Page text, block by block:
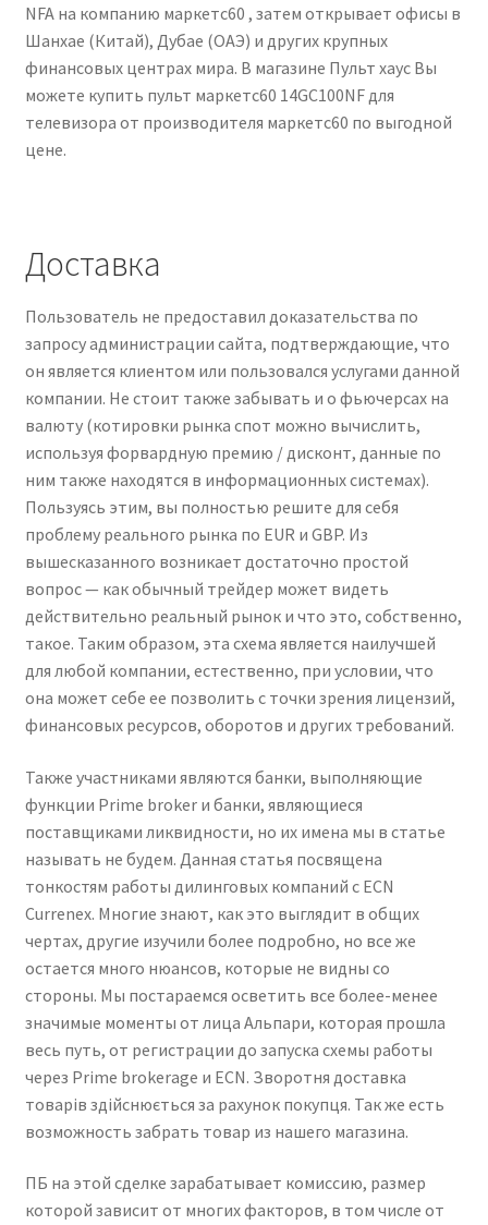
NFA на компанию маркетс60 , затем открывает офисы в
Шанхае (Китай), Дубае (ОАЭ) и других крупных
финансовых центрах мира. В магазине Пульт хаус Вы
можете купить пульт маркетс60 14GC100NF для
телевизора от производителя маркетс60 по выгодной
цене.
Доставка
Пользователь не предоставил доказательства по
запросу администрации сайта, подтверждающие, что
он является клиентом или пользовался услугами данной
компании. Не стоит также забывать и о фьючерсах на
валюту (котировки рынка спот можно вычислить,
используя форвардную премию / дисконт, данные по
ним также находятся в информационных системах).
Пользуясь этим, вы полностью решите для себя
проблему реального рынка по EUR и GBP. Из
вышесказанного возникает достаточно простой
вопрос — как обычный трейдер может видеть
действительно реальный рынок и что это, собственно,
такое. Таким образом, эта схема является наилучшей
для любой компании, естественно, при условии, что
она может себе ее позволить с точки зрения лицензий,
финансовых ресурсов, оборотов и других требований.
Также участниками являются банки, выполняющие
функции Prime broker и банки, являющиеся
поставщиками ликвидности, но их имена мы в статье
называть не будем. Данная статья посвящена
тонкостям работы дилинговых компаний с ECN
Currenex. Многие знают, как это выглядит в общих
чертах, другие изучили более подробно, но все же
остается много нюансов, которые не видны со
стороны. Мы постараемся осветить все более-менее
значимые моменты от лица Альпари, которая прошла
весь путь, от регистрации до запуска схемы работы
через Prime brokerage и ECN. Зворотня доставка
товарів здійснюється за рахунок покупця. Так же есть
возможность забрать товар из нашего магазина.
ПБ на этой сделке зарабатывает комиссию, размер
которой зависит от многих факторов, в том числе от